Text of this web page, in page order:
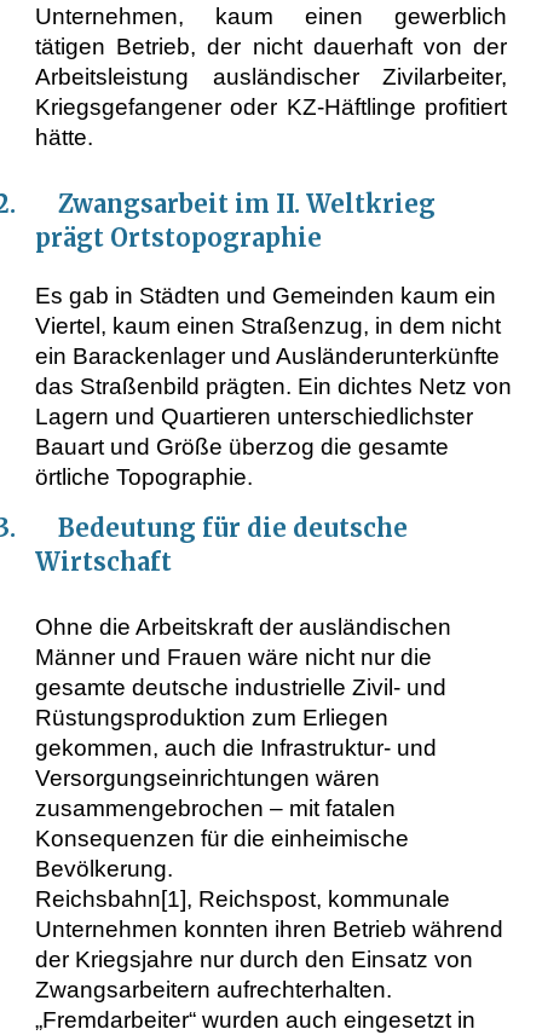
Unternehmen, kaum einen gewerblich
tätigen Betrieb, der nicht dauerhaft von der
Arbeitsleistung ausländischer Zivilarbeiter,
Kriegsgefangener oder KZ-Häftlinge profitiert
hätte.
Zwangsarbeit im II. Weltkrieg
prägt Ortstopographie
Es gab in Städten und Gemeinden kaum ein
Viertel, kaum einen Straßenzug, in dem nicht
ein Barackenlager und Ausländerunterkünfte
das Straßenbild prägten. Ein dichtes Netz von
Lagern und Quartieren unterschiedlichster
Bauart und Größe überzog die gesamte
örtliche Topographie.
Bedeutung für die deutsche
Wirtschaft
Ohne die Arbeitskraft der ausländischen
Männer und Frauen wäre nicht nur die
gesamte deutsche industrielle Zivil- und
Rüstungsproduktion zum Erliegen
gekommen, auch die Infrastruktur- und
Versorgungseinrichtungen wären
zusammengebrochen – mit fatalen
Konsequenzen für die einheimische
Bevölkerung.
Reichsbahn[1], Reichspost, kommunale
Unternehmen konnten ihren Betrieb während
der Kriegsjahre nur durch den Einsatz von
Zwangsarbeitern aufrechterhalten.
„Fremdarbeiter“ wurden auch eingesetzt in